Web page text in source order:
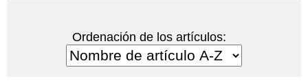
Ordenación de los artículos: